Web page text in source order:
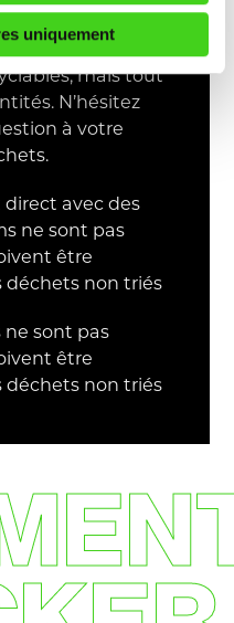
uniquement
mais tout
N’hésitez
à votre
direct avec des
ne sont pas
être
déchets non triés
ne sont pas
être
déchets non triés